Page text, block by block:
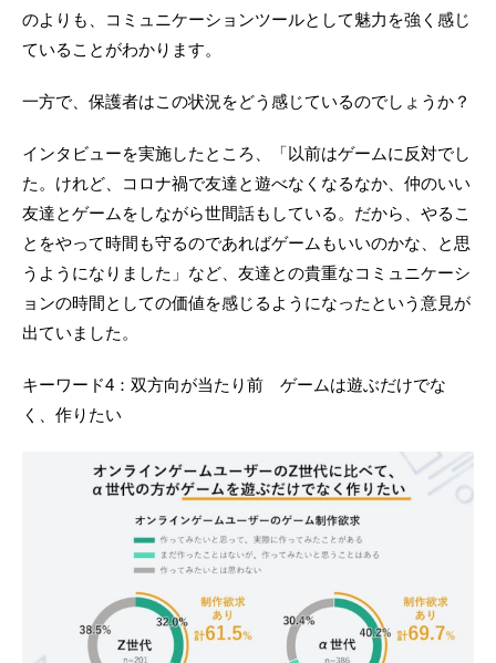
のよりも、コミュニケーションツールとして魅力を強く感じ
ていることがわかります。
一方で、保護者はこの状況をどう感じているのでしょうか？
インタビューを実施したところ、「以前はゲームに反対でし
た。けれど、コロナ禍で友達と遊べなくなるなか、仲のいい
友達とゲームをしながら世間話もしている。だから、やるこ
とをやって時間も守るのであればゲームもいいのかな、と思
うようになりました」など、友達との貴重なコミュニケーシ
ョンの時間としての価値を感じるようになったという意見が
出ていました。
キーワード4：双方向が当たり前 ゲームは遊ぶだけでな
く、作りたい